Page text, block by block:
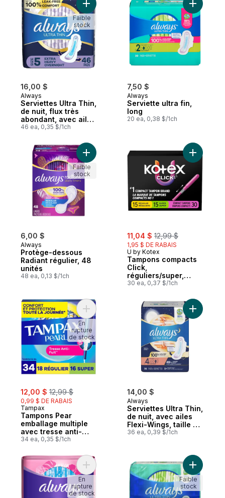
16,00 $
Always
Serviettes Ultra Thin,
de nuit, flux très
abondant, avec ailes
Flexi-Wings, taille 5,
serviettes
46 ea, 0,35 $/1ch
Ajouter Serviettes Ultra Thin, de nuit,
Faible
stock
7,50 $
Always
Serviette ultra fin,
long
20 ea, 0,38 $/1ch
Ajouter
6,00 $
Always
Protège-dessous
Radiant régulier, 48
unités
48 ea, 0,13 $/1ch
Ajouter Protège-dessous Radiant
Faible
stock
sale:
11,04 $ , formerly:
12,99 $
1,95 $ DE RABAIS
U by Kotex
Tampons compacts
Click,
réguliers/super,
emballage multiple,
tampons
30 ea, 0,37 $/1ch
Ajouter
sale:
12,00 $ , formerly:
12,99 $
0,99 $ DE RABAIS
Tampax
Tampons Pear
emballage multiple
avec tresse anti-
fuites LeakGuard,
tampons
34 ea, 0,35 $/1ch
Ajouter Tampons Pear emballage
En
rupture
de stock
14,00 $
Always
Serviettes Ultra Thin,
de nuit, avec ailes
Flexi-Wings, taille 4,
non parfumées, 36
36 ea, 0,39 $/1ch
Ajouter
Ajouter Protège-dessous quotidiens,
En
rupture
de stock
Ajouter
Faible
stock